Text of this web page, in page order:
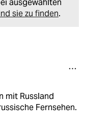
ausgewählten
sie zu finden.
mit Russland
Fernsehen.